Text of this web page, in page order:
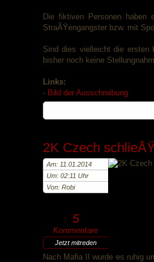
Die fiktiven Personen haben
StraÃŸengangster bzw. mit
Sind dies vielleicht die ersten
bisher noch keine
Links:
- Bild der Ausschreibung
2K Czech
Am: 11.01.2014
Um: 02:11 Uhr
Von: Robi
5
Kommentare
Jetzt mitreden
Nach Mafia II wurde es ruhig